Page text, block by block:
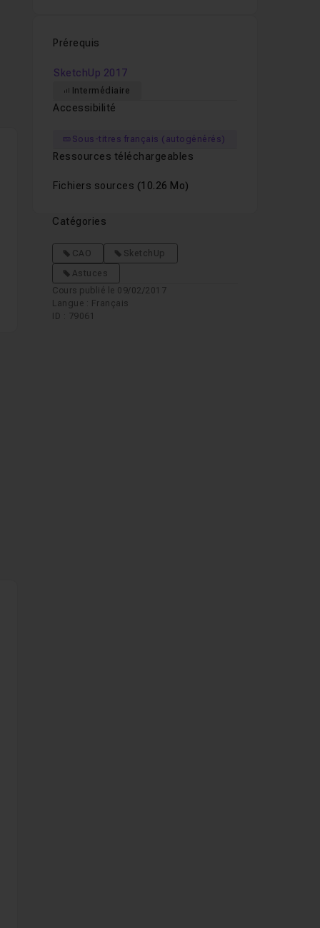
Prérequis
SketchUp 2017
Intermédiaire
Accessibilité
Sous-titres français (autogénérés)
Ressources téléchargeables
Fichiers sources (10.26 Mo)
Catégories
CAO
SketchUp
Astuces
Cours publié le 09/02/2017
Langue : Français
ID : 79061